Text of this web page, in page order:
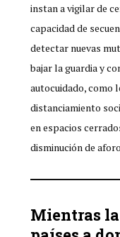
instan a vigilar de
capacidad de
detectar nuevas
bajar la guardia y
autocuidado, como
distanciamiento
en espacios
disminución de
Mientras